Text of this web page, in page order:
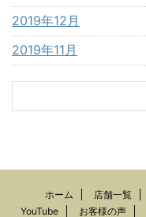
2019年12月
2019年11月
ホーム 店舗一覧
YouTube
お客様の声